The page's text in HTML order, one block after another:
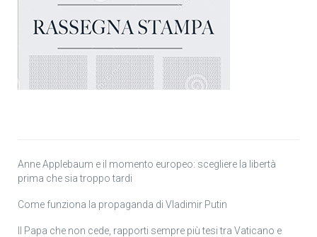
Anne Applebaum e il momento europeo: scegliere la libertà
prima che sia troppo tardi
Come funziona la propaganda di Vladimir Putin
Il Papa che non cede, rapporti sempre più tesi tra Vaticano e